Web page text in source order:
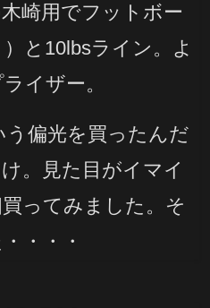
崎用でフットボー
と10lbsライン。よ
イザー。
う偏光を買ったんだ
。見た目がイマイ
ってみました。そ
・・・